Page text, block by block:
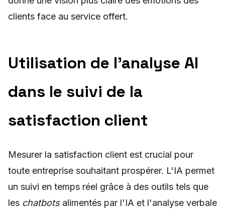
clients face au service offert.
Utilisation de l'analyse AI
dans le suivi de la
satisfaction client
Mesurer la satisfaction client est crucial pour
toute entreprise souhaitant prospérer. L'IA permet
un suivi en temps réel grâce à des outils tels que
les chatbotsalimentés par l'IA et l'analyse verbale